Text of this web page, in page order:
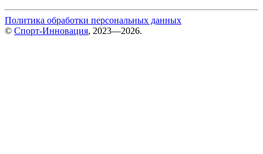
Политика обработки персональных данных
© Спорт-Инновация, 2023—2026.